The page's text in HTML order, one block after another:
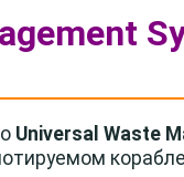
Universal Waste